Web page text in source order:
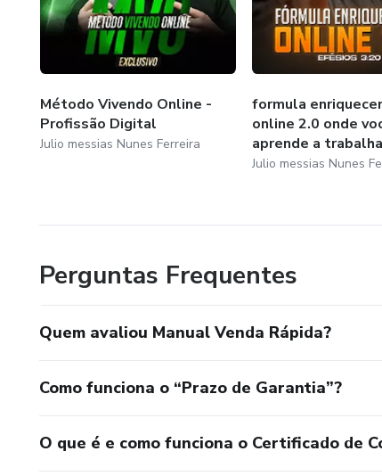
Método Vivendo Online -
Profissão Digital
Julio messias Nunes Ferreira
formula
online 2.0 onde
aprende a
Julio messias Nunes
Perguntas Frequentes
Quem avaliou Manual Venda Rápida?
Como funciona o “Prazo de Garantia”?
O que é e como funciona o Certificado de